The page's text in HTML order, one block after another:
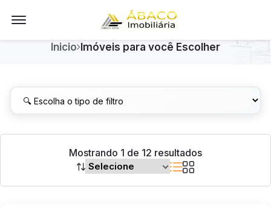
Offcanvas Menu Open
QueroAlugar
Inicio Imóveis para você Escolher
Mostrando 1 de 12 resultados